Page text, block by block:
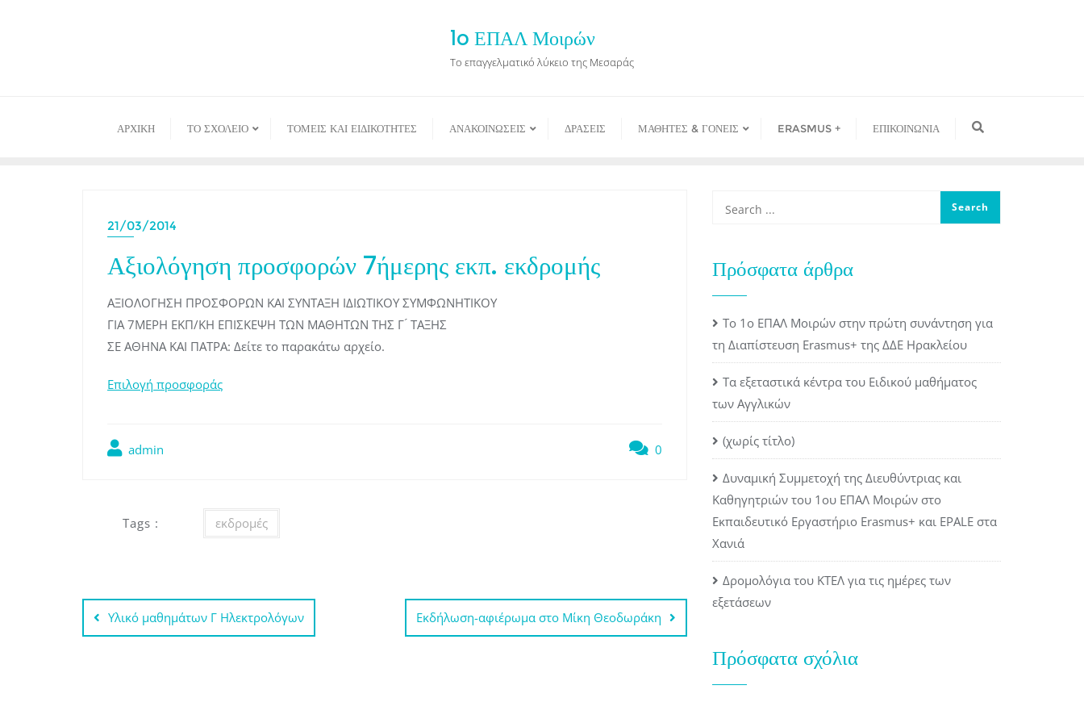
1o ΕΠΑΛ Μοιρών
Το επαγγελματικό λύκειο της Μεσαράς
ΑΡΧΙΚΉ ΤΟ ΣΧΟΛΕΙΟ ΤΟΜΕΙΣ ΚΑΙ ΕΙΔΙΚΟΤΗΤΕΣ ΑΝΑΚΟΙΝΩΣΕΙΣ ΔΡΑΣΕΙΣ ΜΑΘΗΤΕΣ & ΓΟΝΕΙΣ ERASMUS + ΕΠΙΚΟΙΝΩΝΙΑ
21/03/2014
Αξιολόγηση προσφορών 7ήμερης εκπ. εκδρομής
ΑΞΙΟΛΟΓΗΣΗ ΠΡΟΣΦΟΡΩΝ ΚΑΙ ΣΥΝΤΑΞΗ ΙΔΙΩΤΙΚΟΥ ΣΥΜΦΩΝΗΤΙΚΟΥ
ΓΙΑ 7ΜΕΡΗ ΕΚΠ/ΚΗ ΕΠΙΣΚΕΨΗ ΤΩΝ ΜΑΘΗΤΩΝ ΤΗΣ Γ ́ ΤΑΞΗΣ
ΣΕ ΑΘΗΝΑ ΚΑΙ ΠΑΤΡΑ: Δείτε το παρακάτω αρχείο.
Επιλογή προσφοράς
admin 0
Tags : εκδρομές
Πλοήγηση
άρθρων
Υλικό μαθημάτων Γ Ηλεκτρολόγων Eκδήλωση-αφιέρωμα στο Μίκη Θεοδωράκη
Πρόσφατα άρθρα
Το 1ο ΕΠΑΛ Μοιρών στην πρώτη συνάντηση για
τη Διαπίστευση Erasmus+ της ΔΔΕ Ηρακλείου
Τα εξεταστικά κέντρα του Ειδικού μαθήματος
των Αγγλικών
(χωρίς τίτλο)
Δυναμική Συμμετοχή της Διευθύντριας και
Καθηγητριών του 1ου ΕΠΑΛ Μοιρών στο
Εκπαιδευτικό Εργαστήριο Erasmus+ και EPALE στα
Χανιά
Δρομολόγια του ΚΤΕΛ για τις ημέρες των
εξετάσεων
Πρόσφατα σχόλια